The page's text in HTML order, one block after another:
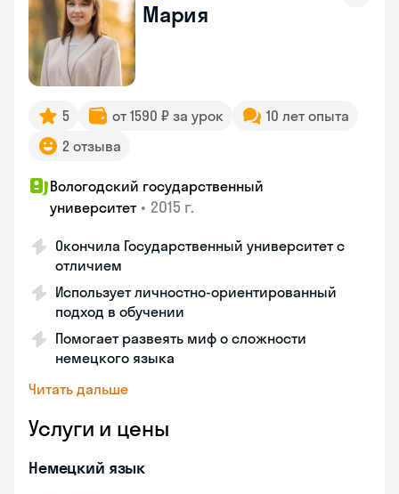
Мария
5 от 1590 ₽ за урок
10 лет опыта
2 отзыва
Вологодский государственный
университет • 2015 г.
Окончила Государственный университет с
отличием
Использует личностно-ориентированный
подход в обучении
Помогает развеять миф о сложности
немецкого языка
Читать дальше
Услуги и цены
Немецкий язык